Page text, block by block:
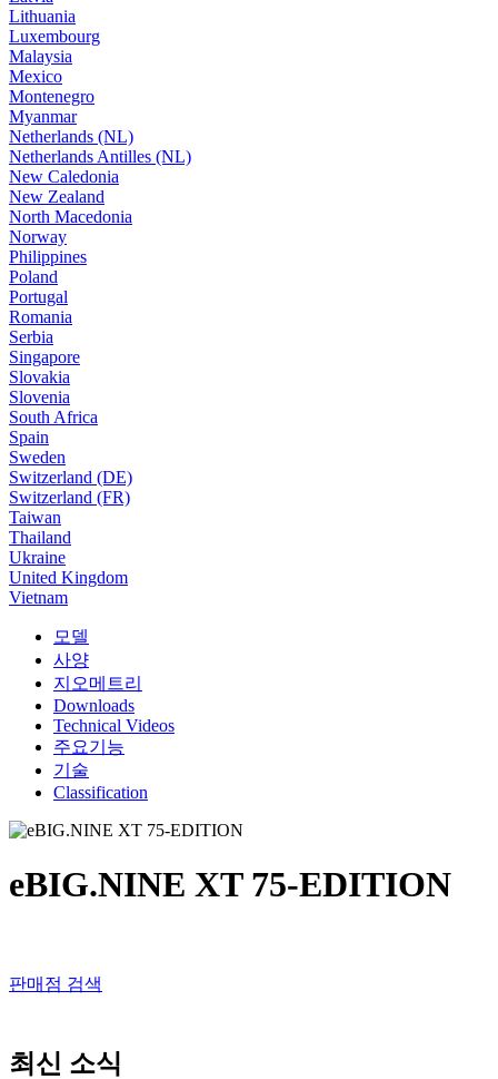
Lithuania
Luxembourg
Malaysia
Mexico
Montenegro
Myanmar
Netherlands (NL)
Netherlands Antilles (NL)
New Caledonia
New Zealand
North Macedonia
Norway
Philippines
Poland
Portugal
Romania
Serbia
Singapore
Slovakia
Slovenia
South Africa
Spain
Sweden
Switzerland (DE)
Switzerland (FR)
Taiwan
Thailand
Ukraine
United Kingdom
Vietnam
모델
사양
지오메트리
Downloads
Technical Videos
주요기능
기술
Classification
eBIG.NINE XT 75-EDITION
판매점 검색
최신 소식